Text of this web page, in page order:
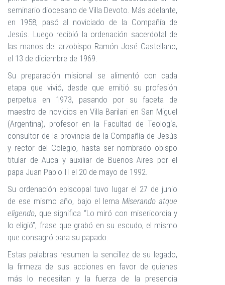
seminario diocesano de Villa Devoto. Más adelante,
en 1958, pasó al noviciado de la Compañía de
Jesús. Luego recibió la ordenación sacerdotal de
las manos del arzobispo Ramón José Castellano,
el 13 de diciembre de 1969.
Su preparación misional se alimentó con cada
etapa que vivió, desde que emitió su profesión
perpetua en 1973, pasando por su faceta de
maestro de novicios en Villa Barilari en San Miguel
(Argentina), profesor en la Facultad de Teología,
consultor de la provincia de la Compañía de Jesús
y rector del Colegio, hasta ser nombrado obispo
titular de Auca y auxiliar de Buenos Aires por el
papa Juan Pablo II el 20 de mayo de 1992.
Su ordenación episcopal tuvo lugar el 27 de junio
de ese mismo año, bajo el lemaMiserando atque
eligendo, que significa “Lo miró con misericordia y
lo eligió”, frase que grabó en su escudo, el mismo
que consagró para su papado.
Estas palabras resumen la sencillez de su legado,
la firmeza de sus acciones en favor de quienes
más lo necesitan y la fuerza de la presencia